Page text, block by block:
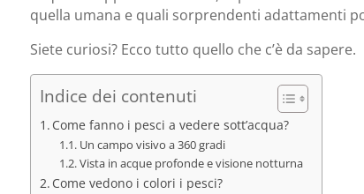
quella umana e quali sorprendenti adattamenti
Siete curiosi? Ecco tutto quello che c’è da sapere.
Indice dei contenuti
Come fanno i pesci a vedere sott’acqua?
Un campo visivo a 360 gradi
Vista in acque profonde e visione notturna
Come vedono i colori i pesci?